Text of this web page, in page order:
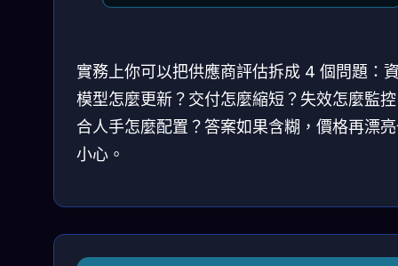
實務上你可以把供應商評估拆成 4 個問題：
模型怎麼更新？交付怎麼縮短？失效怎麼監
合人手怎麼配置？答案如果含糊，價格再漂
小心。